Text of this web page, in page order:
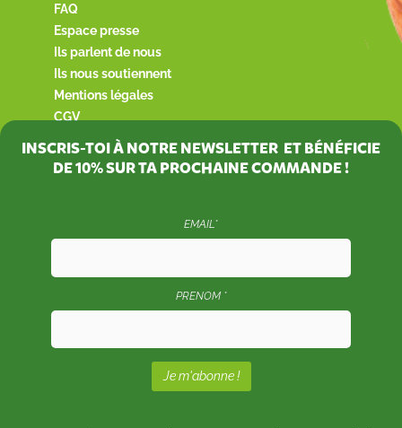
FAQ
Espace presse
Ils parlent de nous
Ils nous soutiennent
Mentions légales
CGV
INSCRIS-TOI À NOTRE NEWSLETTER ET BÉNÉFICIE
DE10%SUR TA PROCHAINE COMMANDE !
EMAIL*
PRENOM *